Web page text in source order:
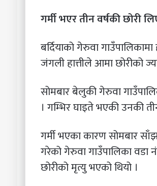
गर्मी भएर तीन वर्षकी छोरी
बर्दियाको गेरुवा
जंगली हात्तीले आमा छोरीको
सोमबार बेलुकी गेरुवा
। गम्भिर घाइते भएकी उनकी
गर्मी भएका कारण सोमबार
गरेको गेरुवा गाउँपालिका वडा
छोरीको मृत्यु भएको थियो ।